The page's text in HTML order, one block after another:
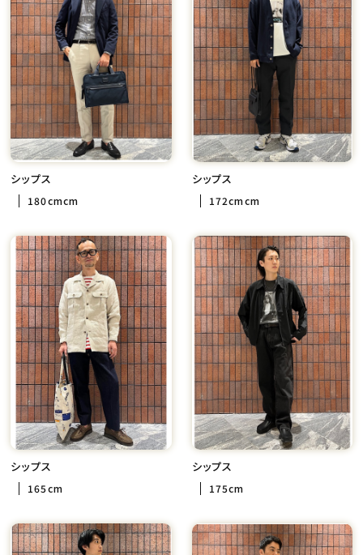
シップス
180cmcm
シップス
172cmcm
シップス
165cm
シップス
175cm